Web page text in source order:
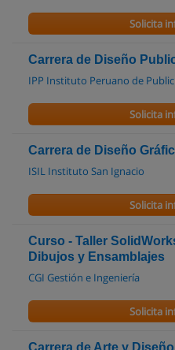
Solicita
Carrera de Diseño
IPP Instituto Peruano de
Solicita
Carrera de Diseño
ISIL Instituto San Ignacio
Solicita
Curso - Taller
Dibujos y Ensamblajes
CGI Gestión e Ingeniería
Solicita
Carrera de Arte y